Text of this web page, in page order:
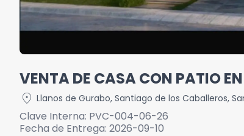
VENTA DE CASA CON PATIO
location_on Llanos de Gurabo, Santiago de los Caballeros,
Clave Interna: PVC-004-06-26
Fecha de Entrega: 2026-09-10